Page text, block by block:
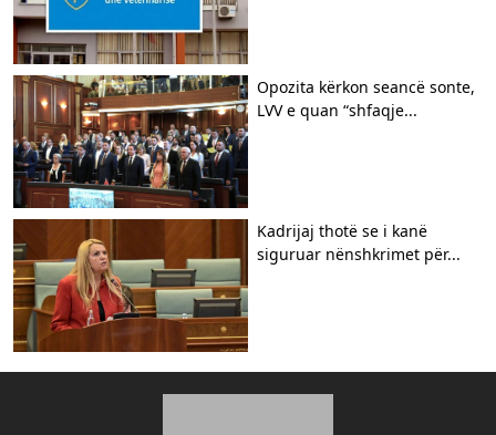
Opozita kërkon seancë sonte,
LVV e quan “shfaqje...
Kadrijaj thotë se i kanë
siguruar nënshkrimet për...